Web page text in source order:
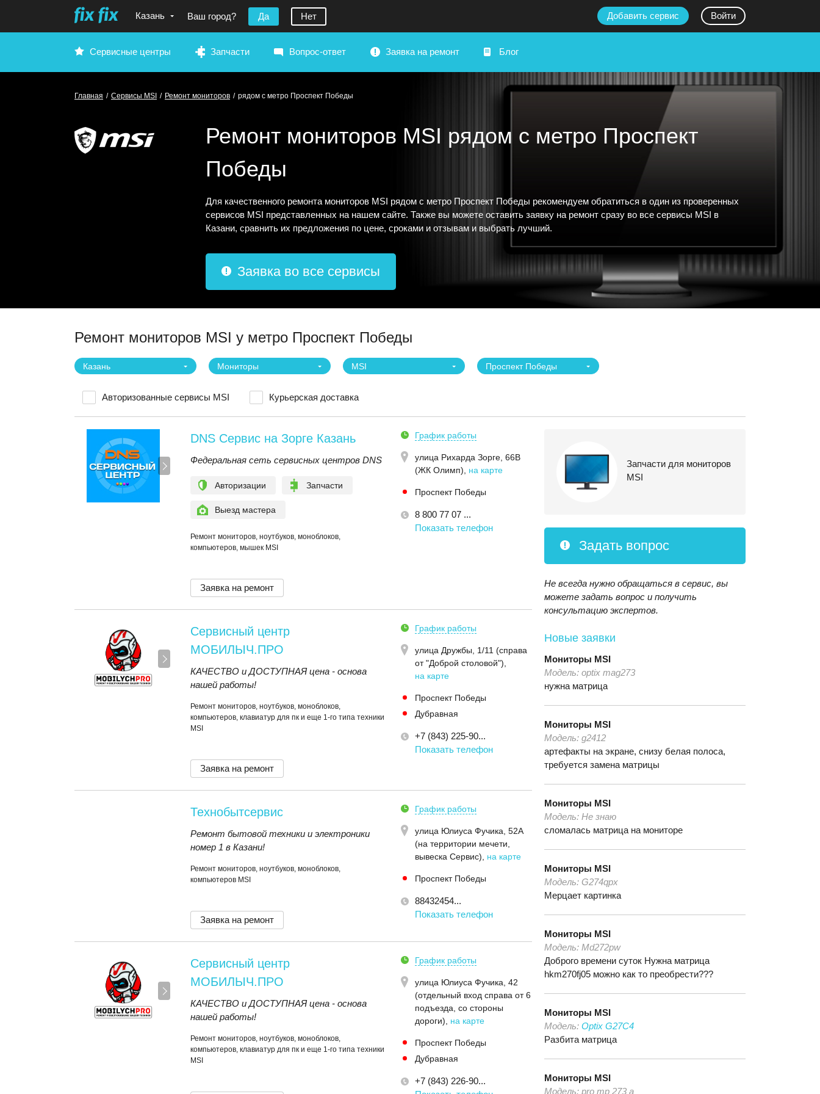
Казань Ваш город? Да Нет Добавить сервис Войти
Сервисные центры Запчасти Вопрос-ответ Заявка на ремонт Блог
Главная / Сервисы MSI / Ремонт мониторов / рядом с метро Проспект Победы
Ремонт мониторов MSI рядом с метро Проспект
Победы
Для качественного ремонта мониторов MSI рядом с метро Проспект Победы рекомендуем обратиться в один из проверенных
сервисов MSI представленных на нашем сайте. Также вы можете оставить заявку на ремонт сразу во все сервисы MSI в
Казани, сравнить их предложения по цене, сроками и отзывам и выбрать лучший.
Заявка во все сервисы
Ремонт мониторов MSI у метро Проспект Победы
Казань Мониторы MSI Проспект Победы
Авторизованные сервисы MSI Курьерская доставка
DNS Сервис на Зорге Казань
Федеральная сеть сервисных центров DNS
Авторизации Запчасти
Выезд мастера
Ремонт мониторов, ноутбуков, моноблоков,
компьютеров, мышек MSI
График работы
улица Рихарда Зорге, 66В
(ЖК Олимп)
на карте
Проспект Победы
8 800 77 07 ...
Показать телефон
Заявка на ремонт
Сервисный центр
МОБИЛЫЧ.ПРО
КАЧЕСТВО и ДОСТУПНАЯ цена - основа
нашей работы!
Ремонт мониторов, ноутбуков, моноблоков,
компьютеров, клавиатур для пк и еще 1-го типа техники
MSI
График работы
улица Дружбы, 1/11 (справа
от "Доброй столовой")
на карте
Проспект Победы
Дубравная
+7 (843) 225-90...
Показать телефон
Заявка на ремонт
Технобытсервис
Ремонт бытовой техники и электроники
номер 1 в Казани!
Ремонт мониторов, ноутбуков, моноблоков,
компьютеров MSI
График работы
улица Юлиуса Фучика, 52А
(на территории мечети,
вывеска Сервис)
на карте
Проспект Победы
88432454...
Показать телефон
Заявка на ремонт
Сервисный центр
МОБИЛЫЧ.ПРО
КАЧЕСТВО и ДОСТУПНАЯ цена - основа
нашей работы!
Ремонт мониторов, ноутбуков, моноблоков,
компьютеров, клавиатур для пк и еще 1-го типа техники
MSI
График работы
улица Юлиуса Фучика, 42
(отдельный вход справа от 6
подъезда, со стороны
дороги)
на карте
Проспект Победы
Дубравная
+7 (843) 226-90...
Запчасти для мониторов
MSI
Задать вопрос
Не всегда нужно обращаться в сервис, вы
можете задать вопрос и получить
консультацию экспертов.
Новые заявки
Мониторы MSI
Модель: optix mag273
нужна матрица
Мониторы MSI
Модель: g2412
артефакты на экране, снизу белая полоса,
требуется замена матрицы
Мониторы MSI
Модель: Не знаю
сломалась матрица на мониторе
Мониторы MSI
Модель: G274qpx
Мерцает картинка
Мониторы MSI
Модель: Md272pw
Доброго времени суток Нужна матрица
hkm270fj05 можно как то преобрести???
Мониторы MSI
Модель: Optix G27C4
Разбита матрица
Мониторы MSI
Модель: pro mp 273 a